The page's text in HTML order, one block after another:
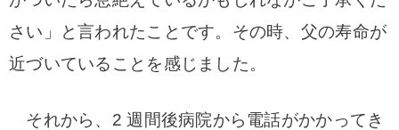
さい」と言われたことです。 その時、父の寿命が
近づいていることを感じました。
それから、2 週間後病院から電話がかかってき